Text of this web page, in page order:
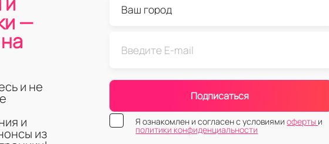
—
и не
и
из
Подписаться
Я ознакомлен и согласен с условиямиоферты и
политики конфиденциальности